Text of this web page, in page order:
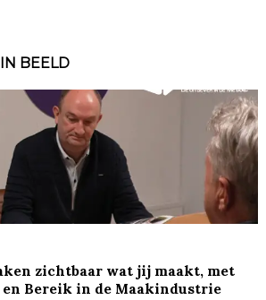
BEELD
zichtbaar wat jij maakt, met
Bereik in de Maakindustrie